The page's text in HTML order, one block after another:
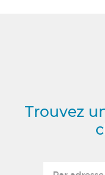
Trouvez